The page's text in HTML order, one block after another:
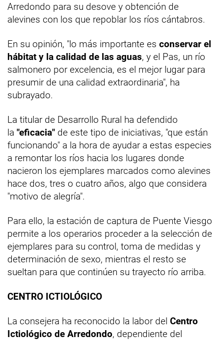
Arredondo para su desove y obtención de
alevines con los que repoblar los ríos cántabros.
En su opinión, "lo más importante es conservar el
hábitat y la calidad de las aguas, y el Pas, un río
salmonero por excelencia, es el mejor lugar para
presumir de una calidad extraordinaria", ha
subrayado.
La titular de Desarrollo Rural ha defendido
la "eficacia" de este tipo de iniciativas, "que están
funcionando" a la hora de ayudar a estas especies
a remontar los ríos hacia los lugares donde
nacieron los ejemplares marcados como alevines
hace dos, tres o cuatro años, algo que considera
"motivo de alegría".
Para ello, la estación de captura de Puente Viesgo
permite a los operarios proceder a la selección de
ejemplares para su control, toma de medidas y
determinación de sexo, mientras el resto se
sueltan para que continúen su trayecto río arriba.
CENTRO ICTIOLÓGICO
La consejera ha reconocido la labor del Centro
Ictiológico de Arredondo, dependiente del